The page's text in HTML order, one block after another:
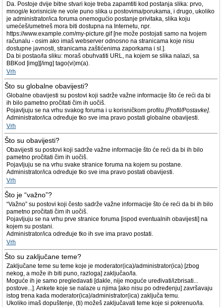
Da. Postoje dvije bitne stvari koje treba zapamtiti kod postanja slika: prvo,
mnogi/e korisnici/e ne vole puno slika u postovima/porukama, i drugo, ukoliko
je administrator/ica foruma onemogućio postanje privitaka, slika koju
umećeš/umetneš mora biti dostupna na Internetu, npr.
https://www.example.com/my-picture.gif [ne može postojati samo na tvojem
računalu - osim ako imaš webserver odnosno na stranicama koje nisu
dostupne javnosti, stranicama zaštićenima zaporkama i sl.].
Da bi postao/la sliku: moraš obuhvatiti URL, na kojem se slika nalazi, sa
BBKod [img][/img] tago(vi)m(a).
Vrh
Što su globalne obavijesti?
Globalne obavijesti su postovi koji sadrže važne informacije što će reći da bi
ih bilo pametno pročitati čim ih uočiš.
Pojavljuju se na vrhu svakog foruma i u korisničkom profilu [Profil/Postavke].
Administrator/ica određuje tko sve ima pravo postati globalne obavijesti.
Vrh
Što su obavijesti?
Obavijesti su postovi koji sadrže važne informacije što će reći da bi ih bilo
pametno pročitati čim ih uočiš.
Pojavljuju se na vrhu svake stranice foruma na kojem su postane.
Administrator/ica određuje tko sve ima pravo postati obavijesti.
Vrh
Što je “važno”?
“Važno” su postovi koji često sadrže važne informacije što će reći da bi ih bilo
pametno pročitati čim ih uočiš.
Pojavljuju se na vrhu prve stranice foruma [ispod eventualnih obavijesti] na
kojem su postani.
Administrator/ica određuje tko ih sve ima pravo postati.
Vrh
Što su zaključane teme?
Zaključane teme su teme koje je moderator(ica)/administrator(ica) [zbog
nekog, a može ih biti puno, razloga] zaključao/la.
Moguće ih je samo pregledavati [dakle, nije moguće uređivati/izbrisati...
postove...]. Ankete koje se nalaze u njima [ako nisu po određenju] završavaju
istog trena kada moderator(ica)/administrator(ica) zaključa temu.
Ukoliko imaš dopuštenje, (ti) možeš zaključavati teme koje si pokrenuo/la.